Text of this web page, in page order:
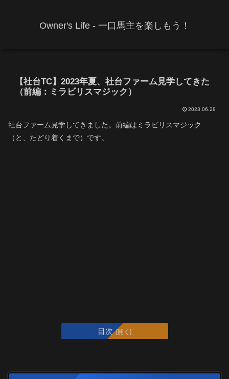
Owner's Life - 一口馬主を楽しもう！
【社台TC】2023年夏、社台ファーム見学してきた
（前編：ミラビリスマジック）
2023.06.28
社台ファーム見学してきました。前編はミラビリスマジック
（と、たどり着くまで）です。
目次